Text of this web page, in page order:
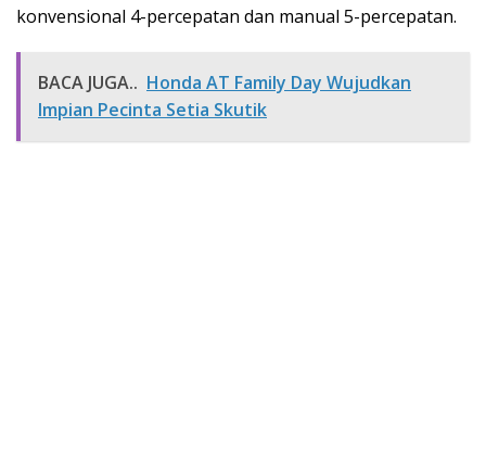
konvensional 4-percepatan dan manual 5-percepatan.
BACA JUGA.. Honda AT Family Day Wujudkan
Impian Pecinta Setia Skutik